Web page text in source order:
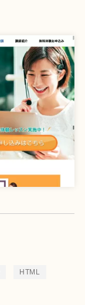
HTML